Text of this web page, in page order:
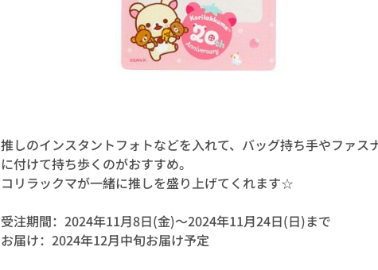
推しのインスタントフォトなどを入れて、バッグ持ち手やファス
に付けて持ち歩くのがおすすめ。
コリラックマが一緒に推しを盛り上げてくれます☆
受注期間：2024年11月8日(金)～2024年11月24日(日)まで
お届け：2024年12月中旬お届け予定